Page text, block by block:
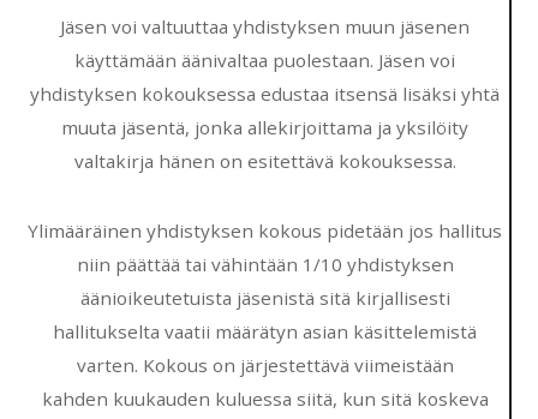
Jäsen voi valtuuttaa yhdistyksen muun jäsenen
käyttämään äänivaltaa puolestaan. Jäsen voi
yhdistyksen kokouksessa edustaa itsensä lisäksi yhtä
muuta jäsentä, jonka allekirjoittama ja yksilöity
valtakirja hänen on esitettävä kokouksessa.
Ylimääräinen yhdistyksen kokous pidetään jos hallitus
niin päättää tai vähintään 1/10 yhdistyksen
äänioikeutetuista jäsenistä sitä kirjallisesti
hallitukselta vaatii määrätyn asian käsittelemistä
varten. Kokous on järjestettävä viimeistään
kahden kuukauden kuluessa siitä, kun sitä koskeva